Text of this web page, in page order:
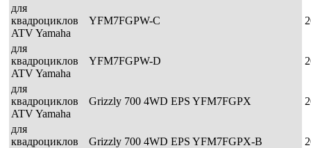
для
квадроциклов
ATV Yamaha
YFM7FGPW-C
для
квадроциклов
ATV Yamaha
YFM7FGPW-D
для
квадроциклов
ATV Yamaha
Grizzly 700 4WD EPS YFM7FGPX
для
квадроциклов
Grizzly 700 4WD EPS YFM7FGPX-B